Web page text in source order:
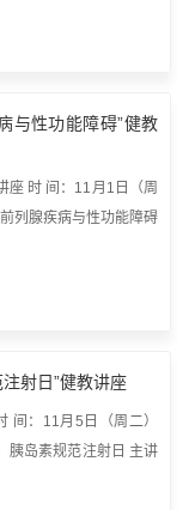
与性功能障碍”健教
座 时 间：11月1日（周
列腺疾病与性功能障碍
射日”健教讲座
间：11月5日（周二）
胰岛素规范注射日 主讲